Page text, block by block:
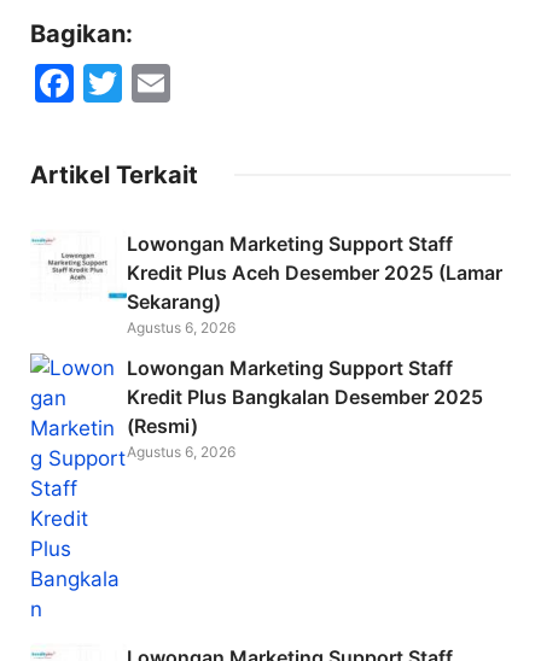
Bagikan:
F
c
e
o
k
T
itt
er
ai
l
Artikel Terkait
Lowongan Marketing Support Staff
Kredit Plus Aceh Desember 2025 (Lamar
Sekarang)
Agustus 6, 2026
Lowongan Marketing Support Staff
Kredit Plus Bangkalan Desember 2025
(Resmi)
Agustus 6, 2026